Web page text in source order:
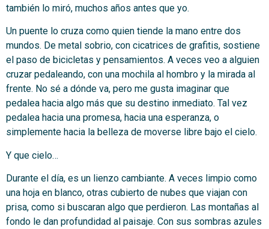
también lo miró, muchos años antes que yo.
Un puente lo cruza como quien tiende la mano entre dos
mundos. De metal sobrio, con cicatrices de grafitis, sostiene
el paso de bicicletas y pensamientos. A veces veo a alguien
cruzar pedaleando, con una mochila al hombro y la mirada al
frente. No sé a dónde va, pero me gusta imaginar que
pedalea hacia algo más que su destino inmediato. Tal vez
pedalea hacia una promesa, hacia una esperanza, o
simplemente hacia la belleza de moverse libre bajo el cielo.
Y que cielo…
Durante el día, es un lienzo cambiante. A veces limpio como
una hoja en blanco, otras cubierto de nubes que viajan con
prisa, como si buscaran algo que perdieron. Las montañas al
fondo le dan profundidad al paisaje. Con sus sombras azules